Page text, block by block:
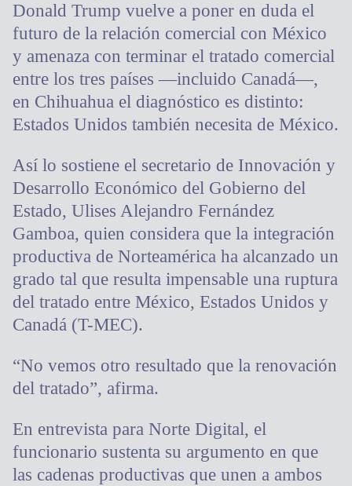
Donald Trump vuelve a poner en duda el
futuro de la relación comercial con México
y amenaza con terminar el tratado comercial
entre los tres países —incluido Canadá—,
en Chihuahua el diagnóstico es distinto:
Estados Unidos también necesita de México.
Así lo sostiene el secretario de Innovación y
Desarrollo Económico del Gobierno del
Estado, Ulises Alejandro Fernández
Gamboa, quien considera que la integración
productiva de Norteamérica ha alcanzado un
grado tal que resulta impensable una ruptura
del tratado entre México, Estados Unidos y
Canadá (T-MEC).
“No vemos otro resultado que la renovación
del tratado”, afirma.
En entrevista para Norte Digital, el
funcionario sustenta su argumento en que
las cadenas productivas que unen a ambos